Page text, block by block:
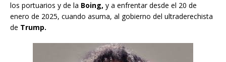
los portuarios y de la Boing, y a enfrentar desde el 20 de
enero de 2025, cuando asuma, al gobierno del ultraderechista
de Trump.